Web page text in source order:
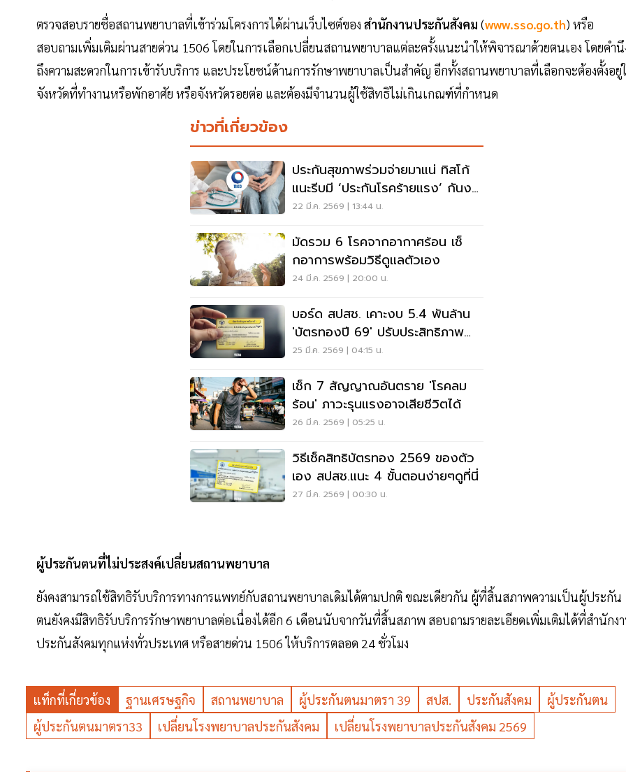
ตรวจสอบรายชื่อสถานพยาบาลที่เข้าร่วมโครงการได้ผ่านเว็บไซต์ของ สำนักงานประกันสังคม (www.sso.go.th) หรือ
สอบถามเพิ่มเติมผ่านสายด่วน 1506 โดยในการเลือกเปลี่ยนสถานพยาบาลแต่ละครั้งแนะนำให้พิจารณาด้วยตนเอง โดยคำนึ
ถึงความสะดวกในการเข้ารับบริการ และประโยชน์ด้านการรักษาพยาบาลเป็นสำคัญ อีกทั้งสถานพยาบาลที่เลือกจะต้องตั้งอยู่
จังหวัดที่ทำงานหรือพักอาศัย หรือจังหวัดรอยต่อ และต้องมีจำนวนผู้ใช้สิทธิไม่เกินเกณฑ์ที่กำหนด
ข่าวที่เกี่ยวข้อง
ประกันสุขภาพร่วมจ่ายมาแน่ ทิสโก้
แนะรีบมี ‘ประกันโรคร้ายแรง’ กันงบ
บานปลาย
22 มี.ค. 2569 | 13:44 น.
มัดรวม 6 โรคจากอากาศร้อน เช็
กอาการพร้อมวิธีดูแลตัวเอง
24 มี.ค. 2569 | 20:00 น.
บอร์ด สปสช. เคาะงบ 5.4 พันล้าน
'บัตรทองปี 69' ปรับประสิทธิภาพ
หนุนบริการผู้ป่วยใน
25 มี.ค. 2569 | 04:15 น.
เช็ก 7 สัญญาณอันตราย 'โรคลม
ร้อน' ภาวะรุนแรงอาจเสียชีวิตได้
26 มี.ค. 2569 | 05:25 น.
วิธีเช็คสิทธิบัตรทอง 2569 ของตัว
เอง สปสช.แนะ 4 ขั้นตอนง่ายๆดูที่นี่
27 มี.ค. 2569 | 00:30 น.
ผู้ประกันตนที่ไม่ประสงค์เปลี่ยนสถานพยาบาล
ยังคงสามารถใช้สิทธิรับบริการทางการแพทย์กับสถานพยาบาลเดิมได้ตามปกติ ขณะเดียวกัน ผู้ที่สิ้นสภาพความเป็นผู้ประกัน
ตนยังคงมีสิทธิรับบริการรักษาพยาบาลต่อเนื่องได้อีก 6 เดือนนับจากวันที่สิ้นสภาพ สอบถามรายละเอียดเพิ่มเติมได้ที่สำนักง
ประกันสังคมทุกแห่งทั่วประเทศ หรือสายด่วน 1506 ให้บริการตลอด 24 ชั่วโมง
แท็กที่เกี่ยวข้อง ฐานเศรษฐกิจ สถานพยาบาล ผู้ประกันตนมาตรา 39 สปส. ประกันสังคม
ผู้ประกันตน
ผู้ประกันตนมาตรา33
เปลี่ยนโรงพยาบาลประกันสังคม เปลี่ยนโรงพยาบาลประกันสังคม 2569